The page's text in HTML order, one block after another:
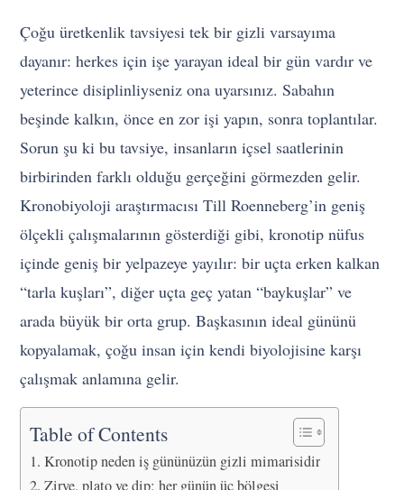
Çoğu üretkenlik tavsiyesi tek bir gizli varsayıma
dayanır: herkes için işe yarayan ideal bir gün vardır ve
yeterince disiplinliyseniz ona uyarsınız. Sabahın
beşinde kalkın, önce en zor işi yapın, sonra toplantılar.
Sorun şu ki bu tavsiye, insanların içsel saatlerinin
birbirinden farklı olduğu gerçeğini görmezden gelir.
Kronobiyoloji araştırmacısı Till Roenneberg’in geniş
ölçekli çalışmalarının gösterdiği gibi, kronotip nüfus
içinde geniş bir yelpazeye yayılır: bir uçta erken kalkan
“tarla kuşları”, diğer uçta geç yatan “baykuşlar” ve
arada büyük bir orta grup. Başkasının ideal gününü
kopyalamak, çoğu insan için kendi biyolojisine karşı
çalışmak anlamına gelir.
Table of Contents
Kronotip neden iş gününüzün gizli mimarisidir
Zirve, plato ve dip: her günün üç bölgesi